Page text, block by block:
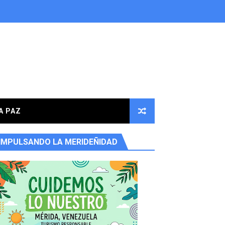
en la parroquia Osuna Rodríguez
PAZ
IMPULSANDO LA MERIDEÑIDAD